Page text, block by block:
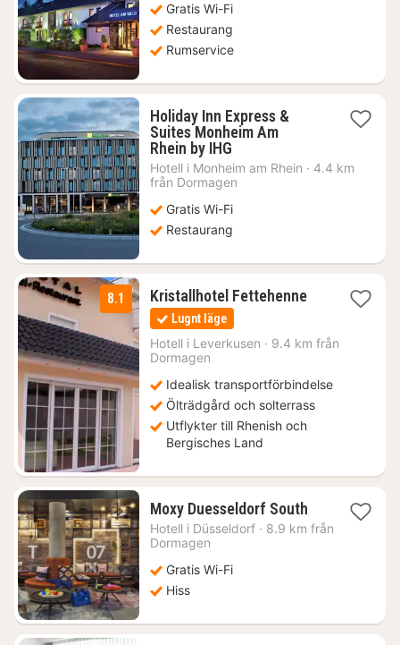
Gratis Wi-Fi
Restaurang
Rumservice
Holiday Inn Express &
Suites Monheim Am
Rhein by IHG1
natt
från
kr.
Hotell i Monheim am Rhein · 4.4 km
från Dormagen
Gratis Wi-Fi
Restaurang
8.1 Kristallhotel Fettehenne1
760
Lugnt läge
Hotell i Leverkusen · 9.4 km från
Dormagen
Idealisk transportförbindelse
Ölträdgård och solterrass
Utflykter till Rhenish och
Bergisches Land
Moxy Duesseldorf South1
natt
Hotell i Düsseldorf · 8.9 km från
Dormagen
Gratis Wi-Fi
Hiss